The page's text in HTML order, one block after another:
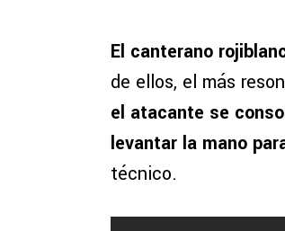
El canterano
de ellos, el más
el atacante se
levantar la mano
técnico.